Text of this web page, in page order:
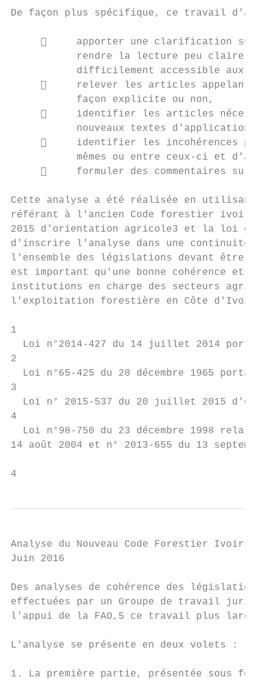
De façon plus spécifique, ce travail
     apporter une clarification sur
rendre la lecture peu claire,
difficilement accessible aux
     relever les articles appelant
           façon explicite ou non,
     identifier les articles
nouveaux textes d'application
     identifier les incohérences
mêmes ou entre ceux-ci et
     formuler des commentaires sur
Cette analyse a été réalisée en utilisant
référant à l'ancien Code forestier
2015 d'orientation agricole3 et la loi de
d'inscrire l'analyse dans une continuité
l'ensemble des législations devant être
est important qu'une bonne cohérence et
institutions en charge des secteurs
l'exploitation forestière en Côte d'Ivoire
1
Loi n°2014-427 du 14 juillet 2014
2
Loi n°65-425 du 20 décembre 1965 portant
3
Loi n° 2015-537 du 20 juillet 2015
4
Loi n°98-750 du 23 décembre 1998
14 août 2004 et n° 2013-655 du 13
4
Analyse du Nouveau Code Forestier Ivoirien
Juin 2016
Des analyses de cohérence des
effectuées par un Groupe de travail
l'appui de la FAO,5 ce travail plus large
L'analyse se présente en deux volets :
1. La première partie, présentée sous